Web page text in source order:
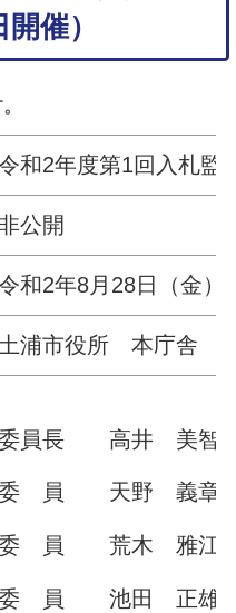
催）
和2年度第1回入札監
公開
和2年8月28日（金
浦市役所 本庁舎
員長 高井 美智明
員 天野 義章
員 荒木 雅江
員 池田 正雄